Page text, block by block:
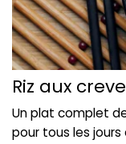
Riz aux
Un plat complet
pour tous les